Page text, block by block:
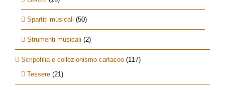
Spartiti musicali (50)
Strumenti musicali (2)
Scripofilia e collezionismo cartaceo (117)
Tessere (21)